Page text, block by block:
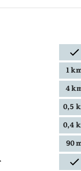
1
4
0,5
0,4
90